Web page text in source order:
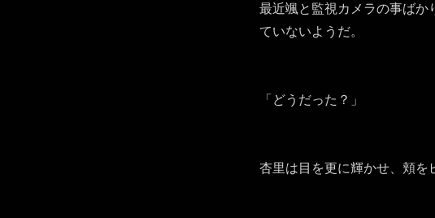
最近颯と監視カメラの事ばか
ていないようだ。
「どうだった？」
杏里は目を更に輝かせ、頬を